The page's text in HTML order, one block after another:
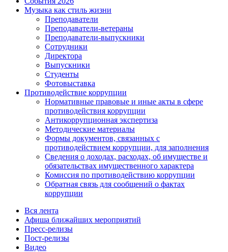
Музыка как стиль жизни
Преподаватели
Преподаватели-ветераны
Преподаватели-выпускники
Сотрудники
Директора
Выпускники
Студенты
Фотовыставка
Противодействие коррупции
Нормативные правовые и иные акты в сфере
противодействия коррупции
Антикоррупционная экспертиза
Методические материалы
Формы документов, связанных с
противодействием коррупции, для заполнения
Сведения о доходах, расходах, об имуществе и
обязательствах имущественного характера
Комиссия по противодействию коррупции
Обратная связь для сообщений о фактах
коррупции
Вся лента
Афиша ближайших мероприятий
Пресс-релизы
Пост-релизы
Видео